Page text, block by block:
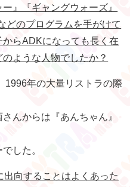
』『ギャングウォーズ』
どのプログラムを手がけて
らADKになっても長く在
ような人物でしたか？
1996年の大量リストラの際
んからは『あんちゃん』
した。
出向することはよくあった